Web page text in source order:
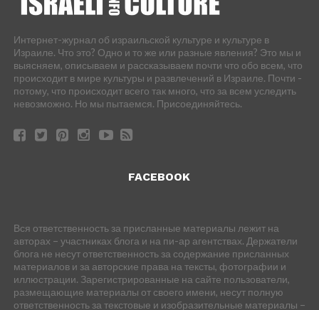
Интернет-журнал об израильской культуре и культуре в
Израиле. Что это? Одно и то же или разные явления? Это мы и
выясняем, описываем и рассказываем почти что обо всем, что
происходит в мире культуры и развлечений в Израиле. Почти -
потому, что происходит всего так много, что за всем уследить
невозможно. Но мы пытаемся. Присоединяйтесь.
FACEBOOK
Вся ответственность за присланные материалы лежит на
авторах – участниках блога и на пи-ар агентствах. Держатели
блога не несут ответственность за содержание присланных
материалов и за авторские права на тексты, фотографии и
иллюстрации. Зарегистрированные на сайте пользователи,
размещающие материалы от своего имени, несут полную
ответственность за текстовые и изобразительные материалы –